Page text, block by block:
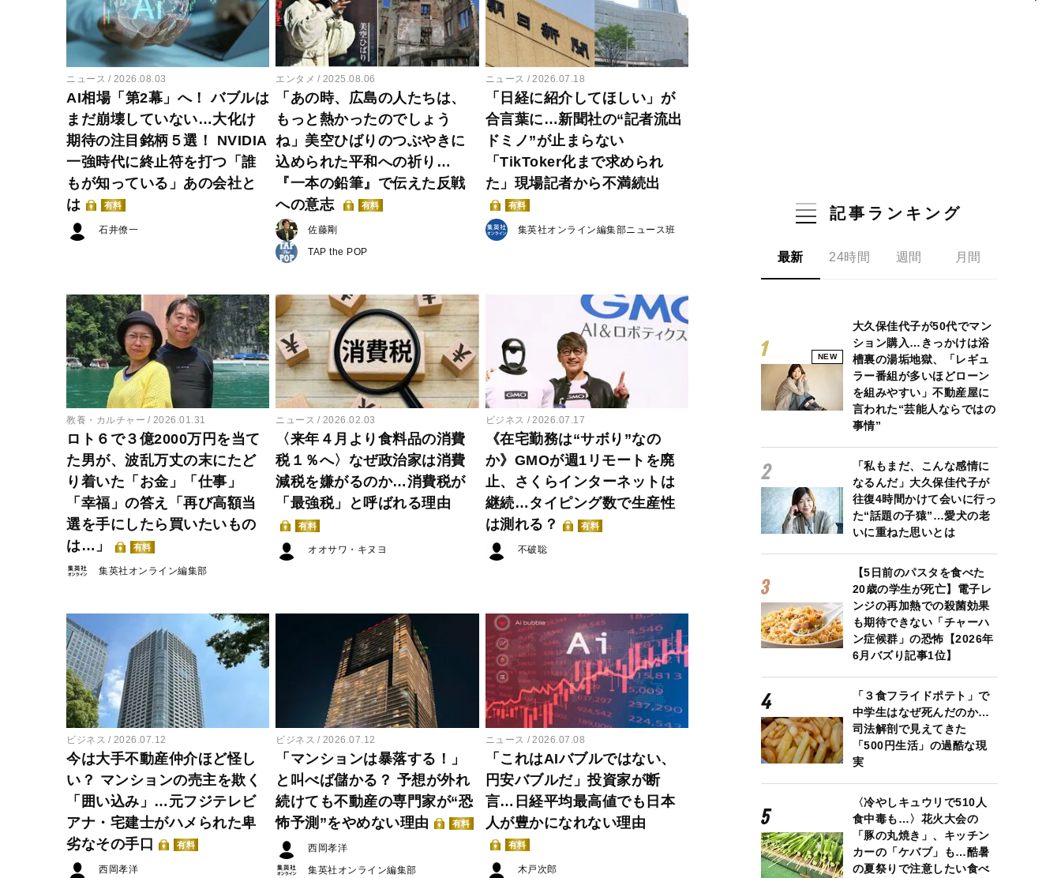
ニュース 2026.08.03
AI相場「第2幕」へ！ バブルは
まだ崩壊していない…大化け
期待の注目銘柄５選！ NVIDIA
一強時代に終止符を打つ「誰
もが知っている」あの会社と
は
有料
石井僚一
エンタメ 2025.08.06
「あの時、広島の人たちは、
もっと熱かったのでしょう
ね」美空ひばりのつぶやきに
込められた平和への祈り…
『一本の鉛筆』で伝えた反戦
への意志
有料
佐藤剛
TAP the POP
ニュース 2026.07.18
「日経に紹介してほしい」が
合言葉に…新聞社の“記者流出
ドミノ”が止まらない
「TikToker化まで求められ
た」現場記者から不満続出
有料
集英社オンライン編集部ニュース班
教養・カルチャー 2026.01.31
ロト６で３億2000万円を当て
た男が、波乱万丈の末にたど
り着いた「お金」「仕事」
「幸福」の答え「再び高額当
選を手にしたら買いたいもの
は…」
有料
集英社オンライン編集部
ニュース 2026.02.03
〈来年４月より食料品の消費
税１％へ〉なぜ政治家は消費
減税を嫌がるのか…消費税が
「最強税」と呼ばれる理由
有料
オオサワ・キヌヨ
ビジネス 2026.07.17
《在宅勤務は“サボり”なの
か》GMOが週1リモートを廃
止、さくらインターネットは
継続…タイピング数で生産性
は測れる？
有料
不破聡
ビジネス 2026.07.12
今は大手不動産仲介ほど怪し
い？ マンションの売主を欺く
「囲い込み」…元フジテレビ
アナ・宅建士がハメられた卑
劣なその手口
有料
西岡孝洋
ビジネス 2026.07.12
「マンションは暴落する！」
と叫べば儲かる？ 予想が外れ
続けても不動産の専門家が“恐
怖予測”をやめない理由
有料
西岡孝洋
集英社オンライン編集部
ニュース 2026.07.08
「これはAIバブルではない、
円安バブルだ」投資家が断
言…日経平均最高値でも日本
人が豊かになれない理由
有料
木戸次郎
記事ランキング
最新 24時間 週間 月間
NEW
大久保佳代子が50代でマン
ション購入…きっかけは浴
槽裏の湯垢地獄、「レギュ
ラー番組が多いほどローン
を組みやすい」不動産屋に
言われた“芸能人ならではの
事情”
「私もまだ、こんな感情に
なるんだ」大久保佳代子が
往復4時間かけて会いに行っ
た“話題の子猿”…愛犬の老
いに重ねた思いとは
【5日前のパスタを食べた
20歳の学生が死亡】電子レ
ンジの再加熱での殺菌効果
も期待できない「チャーハ
ン症候群」の恐怖【2026年
6月バズり記事1位】
「３食フライドポテト」で
中学生はなぜ死んだのか…
司法解剖で見えてきた
「500円生活」の過酷な現
実
〈冷やしキュウリで510人
食中毒も…〉花火大会の
「豚の丸焼き」、キッチン
カーの「ケバブ」も…酷暑
の夏祭りで注意したい食べ